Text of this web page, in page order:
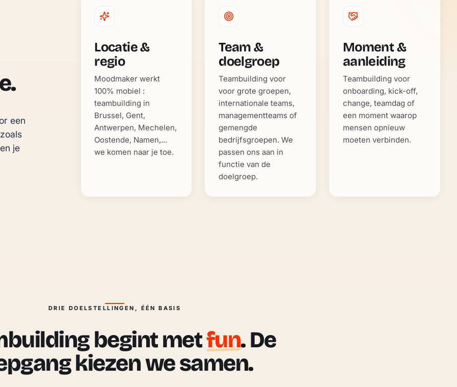
een
je
Locatie &
regio
Moodmaker werkt
100% mobiel :
teambuilding in
Brussel, Gent,
Antwerpen, Mechelen,
Oostende, Namen,...
we komen naar je toe.
Team &
doelgroep
Teambuilding voor
voor grote groepen,
internationale teams,
managementteams of
gemengde
bedrijfsgroepen. We
passen ons aan in
functie van de
doelgroep.
Moment &
aanleiding
Teambuilding voor
onboarding, kick-off,
change, teamdag of
een moment waarop
mensen opnieuw
moeten verbinden.
DRIE DOELSTELLINGEN, ÉÉN BASIS
begint metfun. De
kiezen we samen.